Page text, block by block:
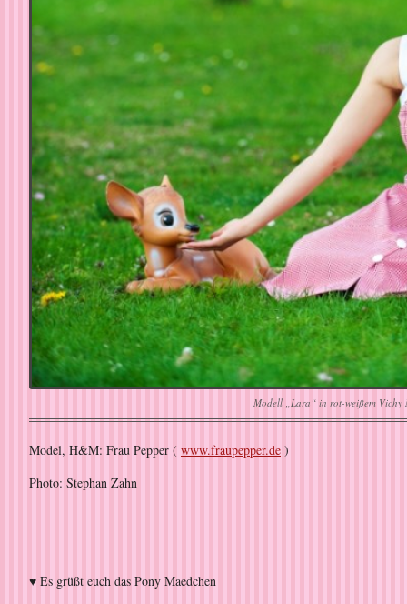
Modell „Lara“ in rot-weißem Vichy
Model, H&M: Frau Pepper ( www.fraupepper.de )
Photo: Stephan Zahn
♥ Es grüßt euch das Pony Maedchen